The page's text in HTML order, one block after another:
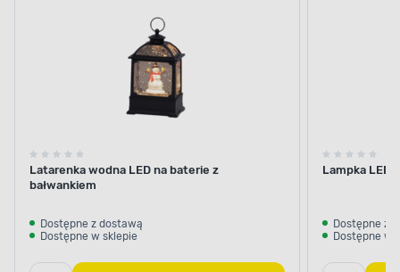
Latarenka wodna LED na baterie z
bałwankiem
Dostępne z dostawą
Dostępne w sklepie
Lampka LED
Dostępne z
Dostępne w